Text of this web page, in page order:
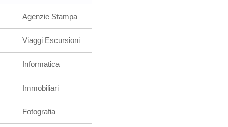
Agenzie Stampa
Viaggi Escursioni
Informatica
Immobiliari
Fotografia